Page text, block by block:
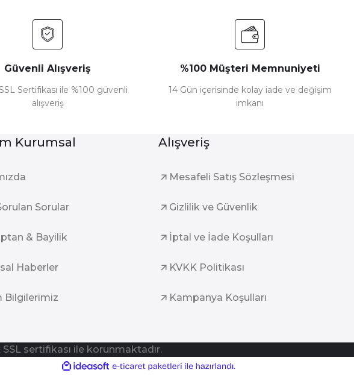
Güvenli Alışveriş
Sertifikası ile %100 güvenli
alışveriş
%100 Müşteri Memnuniyeti
14 Gün içerisinde kolay iade ve değişim
imkanı
Kurumsal
Sorular
& Bayilik
Haberler
Bilgilerimiz
Alışveriş
Mesafeli Satış Sözleşmesi
Gizlilik ve Güvenlik
İptal ve İade Koşulları
KVKK Politikası
Kampanya Koşulları
sertifikası ile korunmaktadır.
ideasoft
e-